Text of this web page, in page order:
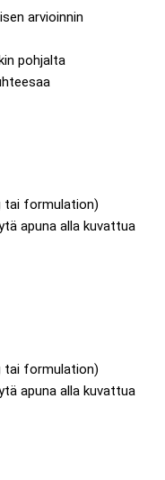
arvioinnin
pohjalta
tai formulation)
apuna alla kuvattua
tai formulation)
apuna alla kuvattua